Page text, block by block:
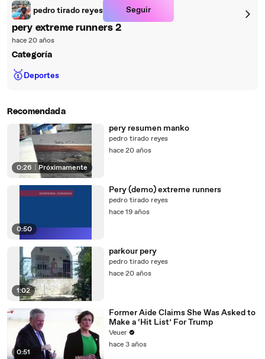
pedro tirado reyes Seguir
pery extreme runners 2
hace 20 años
Categoría
🥇Deportes
Recomendada
0:26 Próximamente
pery resumen manko
pedro tirado reyes
hace 20 años
0:50
Pery (demo) extreme runners
pedro tirado reyes
hace 19 años
1:02
parkour pery
pedro tirado reyes
hace 20 años
0:51
Former Aide Claims She Was Asked to
Make a ‘Hit List’ For Trump
Veuer
hace 3 años